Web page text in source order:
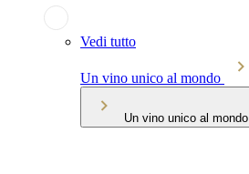
Vedi tutto
Un vino unico al mondo
Un vino unico al mondo